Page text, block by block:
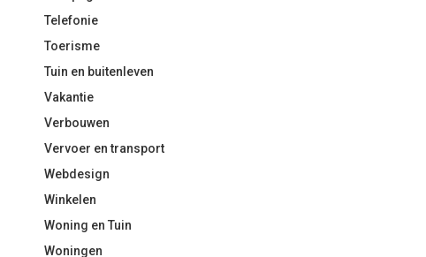
Telefonie
Toerisme
Tuin en buitenleven
Vakantie
Verbouwen
Vervoer en transport
Webdesign
Winkelen
Woning en Tuin
Woningen